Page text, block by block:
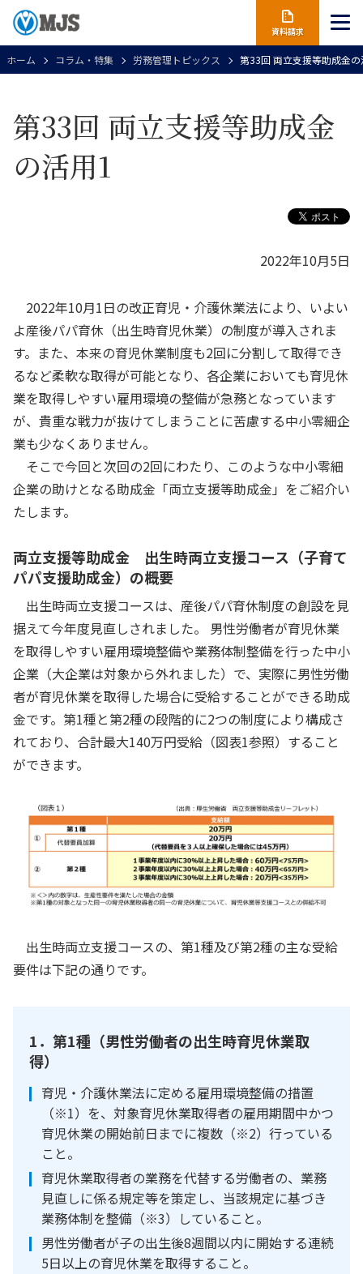
資料請求
ホーム コラム・特集 労務管理トピックス 第33回 両立支援等助成金
第33回 両立支援等助成金
の活用1
2022年10月5日
2022年10月1日の改正育児・介護休業法により、いよい
よ産後パパ育休（出生時育児休業）の制度が導入されま
す。また、本来の育児休業制度も2回に分割して取得でき
るなど柔軟な取得が可能となり、各企業においても育児休
業を取得しやすい雇用環境の整備が急務となっています
が、貴重な戦力が抜けてしまうことに苦慮する中小零細企
業も少なくありません。
そこで今回と次回の2回にわたり、このような中小零細
企業の助けとなる助成金「両立支援等助成金」をご紹介い
たします。
両立支援等助成金 出生時両立支援コース（子育て
パパ支援助成金）の概要
出生時両立支援コースは、産後パパ育休制度の創設を見
据えて今年度見直しされました。 男性労働者が育児休業
を取得しやすい雇用環境整備や業務体制整備を行った中小
企業（大企業は対象から外れました）で、実際に男性労働
者が育児休業を取得した場合に受給することができる助成
金です。第1種と第2種の段階的に2つの制度により構成さ
れており、合計最大140万円受給（図表1参照）すること
ができます。
出生時両立支援コースの、第1種及び第2種の主な受給
要件は下記の通りです。
1．第1種（男性労働者の出生時育児休業取
得）
育児・介護休業法に定める雇用環境整備の措置
（※1）を、対象育児休業取得者の雇用期間中かつ
育児休業の開始前日までに複数（※2）行っている
こと。
育児休業取得者の業務を代替する労働者の、業務
見直しに係る規定等を策定し、当該規定に基づき
業務体制を整備（※3）していること。
男性労働者が子の出生後8週間以内に開始する連続
5日以上の育児休業を取得すること。